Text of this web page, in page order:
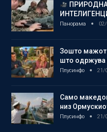
Панорама
Зошто мажот
што одржува
Плусинфо 21/
Само
низ
Плусинфо 21/